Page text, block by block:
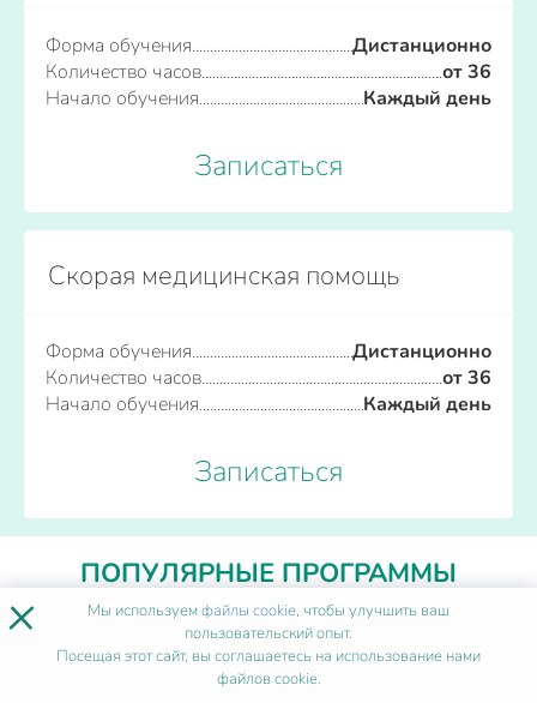
Форма обучения
Дистанционно
Количество часов
от 36
Начало обучения
Каждый день
Записаться
Скорая медицинская помощь
Форма обучения
Дистанционно
Количество часов
от 36
Начало обучения
Каждый день
Записаться
ПОПУЛЯРНЫЕ ПРОГРАММЫ
Сестринское дело
× Мы используемфайлы cookie, чтобы улучшить ваш
пользовательский опыт.
Посещая этот сайт, вы соглашаетесь на использование нами
файлов cookie.